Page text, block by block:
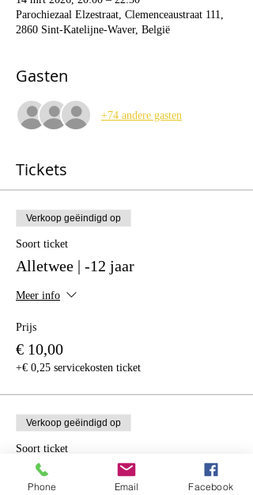
Parochiezaal Elzestraat, Clemenceaustraat 111,
2860 Sint-Katelijne-Waver, België
Gasten
+74 andere gasten
Tickets
Verkoop geëindigd op
Soort ticket
Alletwee | -12 jaar
Meer info
Prijs
€ 10,00
+€ 0,25 servicekosten ticket
Verkoop geëindigd op
Soort ticket
Alletwee | volwassenen
Phone Email Facebook